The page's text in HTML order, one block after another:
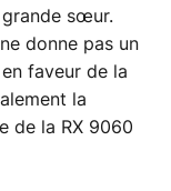
sœur.
donne pas un
faveur de la
la
de la RX 9060